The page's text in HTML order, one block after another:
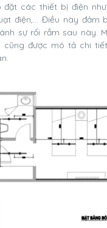
đặt các thiết bị điện
điện,… Điều này đảm
sự rối rắm sau này.
cũng được mô tả chi